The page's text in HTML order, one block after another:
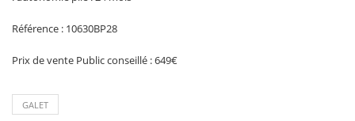
Référence : 10630BP28
Prix de vente Public conseillé : 649€
GALET